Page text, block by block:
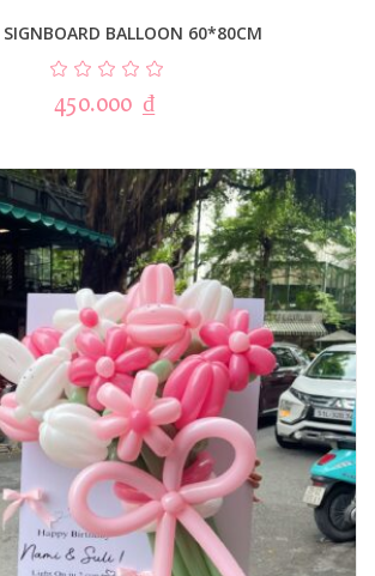
SIGNBOARD BALLOON 60*80CM
450.000 ₫